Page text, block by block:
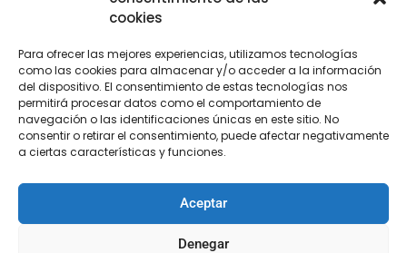
cookies
Para ofrecer las mejores experiencias, utilizamos tecnologías
como las cookies para almacenar y/o acceder a la información
del dispositivo. El consentimiento de estas tecnologías nos
permitirá procesar datos como el comportamiento de
navegación o las identificaciones únicas en este sitio. No
consentir o retirar el consentimiento, puede afectar negativamente
a ciertas características y funciones.
Aceptar
Denegar
Lupa para colgar con pie